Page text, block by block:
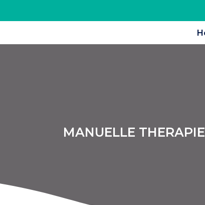
MANUELLE THERAPIE